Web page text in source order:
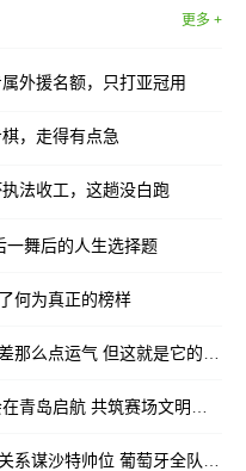
更多 +
外援名额，只打亚冠用
，走得有点急
法收工，这趟没白跑
一舞后的人生选择题
何为真正的榜样
点运气 但这就是它的魅力所在
启航 共筑赛场文明新生态
沙特帅位 葡萄牙全队离心离德